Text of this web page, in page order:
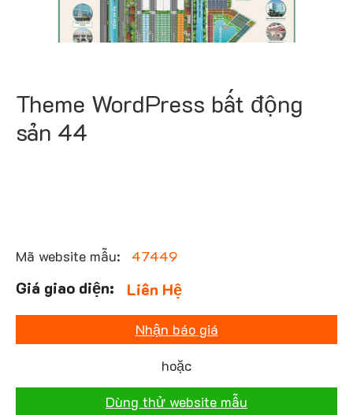
Theme WordPress bất động
sản 44
Mã website mẫu: 47449
Liên Hệ
Nhận báo giá
hoặc
Dùng thử website mẫu